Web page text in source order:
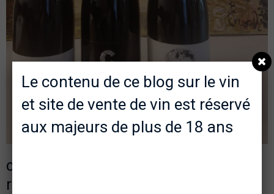
coffret 3b de rouges "sympa" pour la
rentrée
Le contenu de ce blog sur le vin
et site de vente de vin est réservé
aux majeurs de plus de 18 ans